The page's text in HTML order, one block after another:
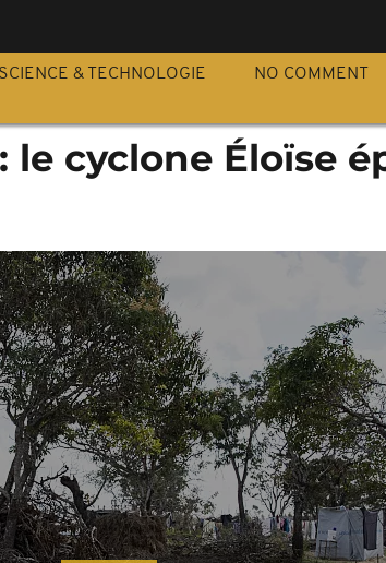
SCIENCE & TECHNOLOGIE NO COMMENT
le cyclone Éloïse